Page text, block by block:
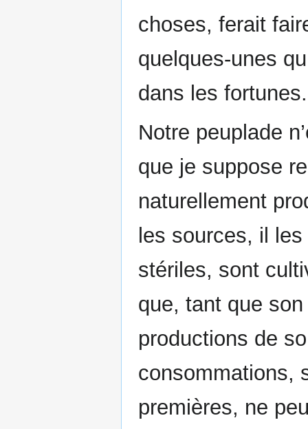
choses, ferait
quelques-unes
dans les fortunes.
Notre peuplade
que je suppose
naturellement
les sources, il
stériles, sont
que, tant que
productions de
consommations,
premières, ne